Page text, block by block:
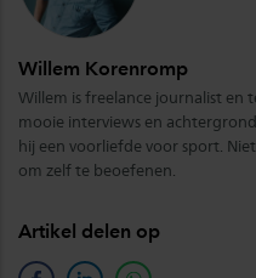
Willem Korenromp
Willem is freelance journalist en
mooie interviews en
hij een voorliefde voor sport.
om zelf te beoefenen.
Artikel delen op